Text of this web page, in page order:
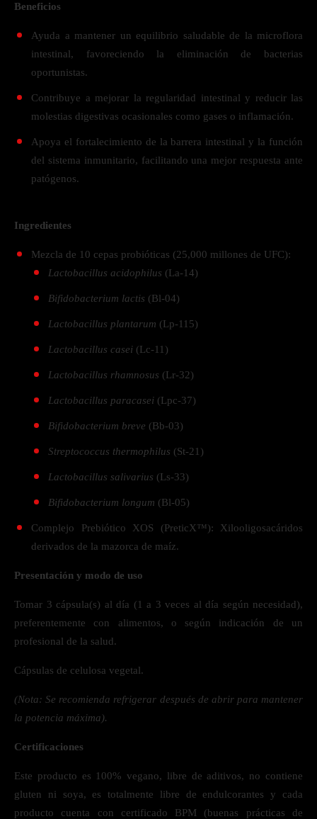
Beneficios
Ayuda a mantener un equilibrio saludable de la microflora
intestinal, favoreciendo la eliminación de bacterias
oportunistas.
Contribuye a mejorar la regularidad intestinal y reducir las
molestias digestivas ocasionales como gases o inflamación.
Apoya el fortalecimiento de la barrera intestinal y la función
del sistema inmunitario, facilitando una mejor respuesta ante
patógenos.
Ingredientes
Mezcla de 10 cepas probióticas (25,000 millones de UFC):
Lactobacillus acidophilus (La-14)
Bifidobacterium lactis (Bl-04)
Lactobacillus plantarum (Lp-115)
Lactobacillus casei (Lc-11)
Lactobacillus rhamnosus (Lr-32)
Lactobacillus paracasei (Lpc-37)
Bifidobacterium breve (Bb-03)
Streptococcus thermophilus (St-21)
Lactobacillus salivarius (Ls-33)
Bifidobacterium longum (Bl-05)
Complejo Prebiótico XOS (PreticX™): Xilooligosacáridos
derivados de la mazorca de maíz.
Presentación y modo de uso
Tomar 3 cápsula(s) al día (1 a 3 veces al día según necesidad),
preferentemente con alimentos, o según indicación de un
profesional de la salud.
Cápsulas de celulosa vegetal.
(Nota: Se recomienda refrigerar después de abrir para mantener
la potencia máxima).
Certificaciones
Este producto es 100% vegano, libre de aditivos, no contiene
gluten ni soya, es totalmente libre de endulcorantes y cada
producto cuenta con certificado BPM (buenas prácticas de